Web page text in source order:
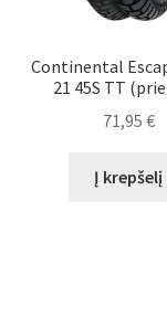
Continental
21 45S TT
71,95 €
Į krepšelį